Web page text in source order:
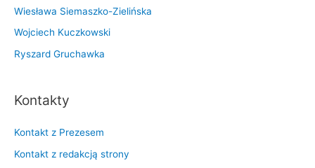
Wiesława Siemaszko-Zielińska
Wojciech Kuczkowski
Ryszard Gruchawka
Kontakty
Kontakt z Prezesem
Kontakt z redakcją strony